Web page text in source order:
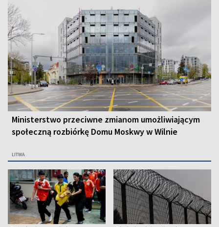
Ministerstwo przeciwne zmianom umożliwiającym
społeczną rozbiórkę Domu Moskwy w Wilnie
LITWA